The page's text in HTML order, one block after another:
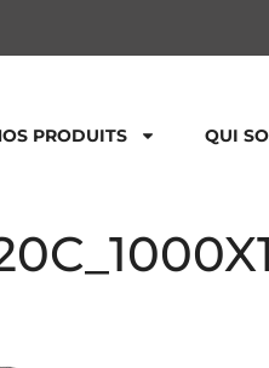
PRODUITS QUI